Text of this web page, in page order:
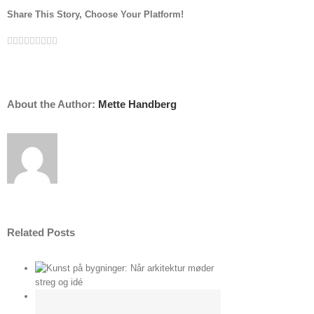
kvalitet
Share This Story, Choose Your Platform!
Facebook
Twitter
Linkedin
Reddit
Tumblr
Google+
Pinterest
Vk
About the Author: Mette Handberg
Related Posts